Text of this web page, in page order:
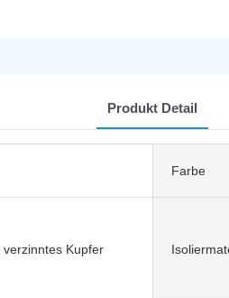
Produkt Detail
Farbe
Kupfer